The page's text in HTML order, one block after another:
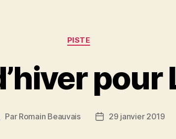
Catégories
PISTE
Par Romain Beauvais
Date29 janvier 2019